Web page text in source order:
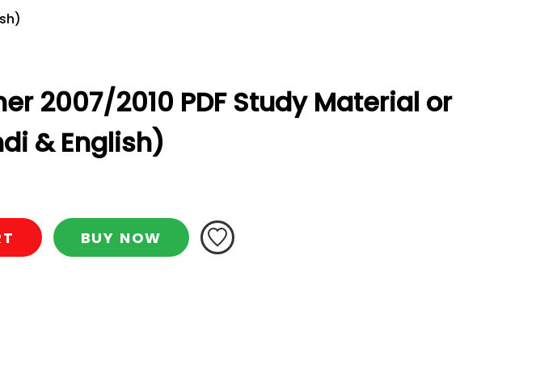
2007/2010 PDF Study Material or
& English)
BUY NOW